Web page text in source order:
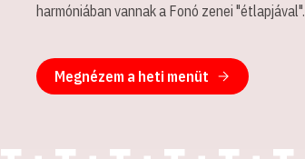
harmóniában vannak a Fonó zenei "étlapjával".
Megnézem a heti menüt